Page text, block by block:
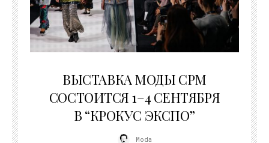
ВЫСТАВКА МОДЫ CPM
СОСТОИТСЯ 1–4 СЕНТЯБРЯ
В “КРОКУС ЭКСПО”
Moda